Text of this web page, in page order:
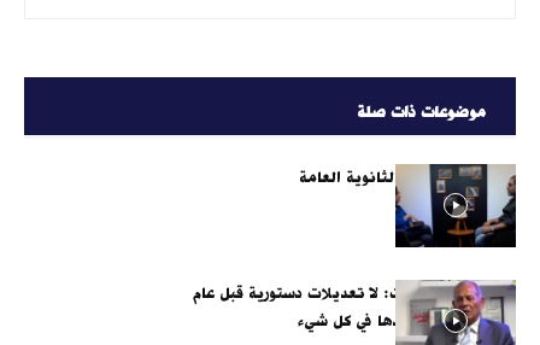
موضوعات ذات صلة
روشتة النجاة بعد الثانوية العامة
محمد أنور السادات: لا تعديلات دستورية قبل عام
2028.. والدولة يدها في كل شيء